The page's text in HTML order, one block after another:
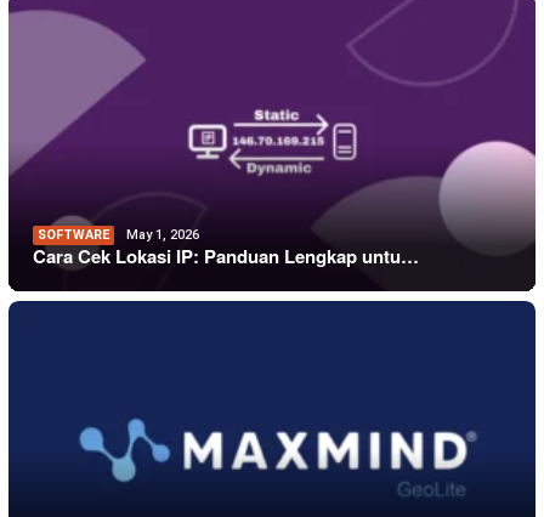
SOFTWARE May 1, 2026
Cara Cek Lokasi IP: Panduan Lengkap untu…